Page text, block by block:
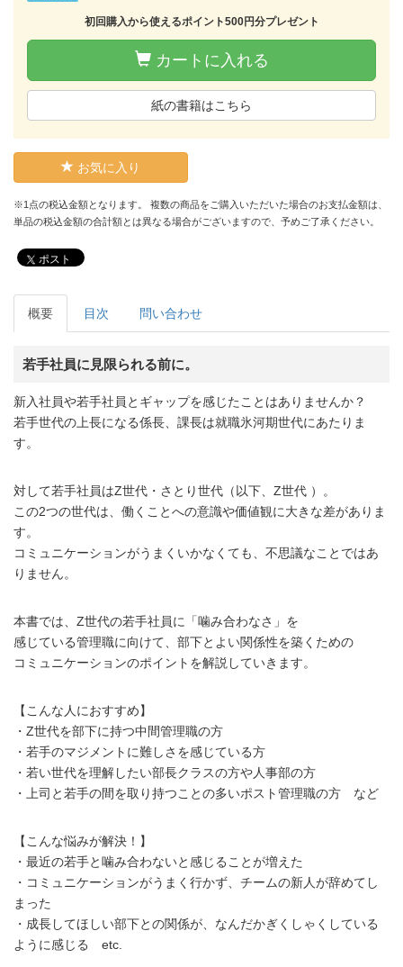
初回購入から使えるポイント500円分プレゼント
カートに入れる
紙の書籍はこちら
お気に入り
※1点の税込金額となります。 複数の商品をご購入いただいた場合のお支払金額は、
単品の税込金額の合計額とは異なる場合がございますので、予めご了承ください。
ポスト
概要 目次 問い合わせ
若手社員に見限られる前に。
新入社員や若手社員とギャップを感じたことはありませんか？
若手世代の上長になる係長、課長は就職氷河期世代にあたりま
す。
対して若手社員はZ世代・さとり世代（以下、Z世代 ）。
この2つの世代は、働くことへの意識や価値観に大きな差がありま
す。
コミュニケーションがうまくいかなくても、不思議なことではあ
りません。
本書では、Z世代の若手社員に「噛み合わなさ」を
感じている管理職に向けて、部下とよい関係性を築くための
コミュニケーションのポイントを解説していきます。
【こんな人におすすめ】
・Z世代を部下に持つ中間管理職の方
・若手のマジメントに難しさを感じている方
・若い世代を理解したい部長クラスの方や人事部の方
・上司と若手の間を取り持つことの多いポスト管理職の方 など
【こんな悩みが解決！】
・最近の若手と噛み合わないと感じることが増えた
・コミュニケーションがうまく行かず、チームの新人が辞めてし
まった
・成長してほしい部下との関係が、なんだかぎくしゃくしている
ように感じる etc.